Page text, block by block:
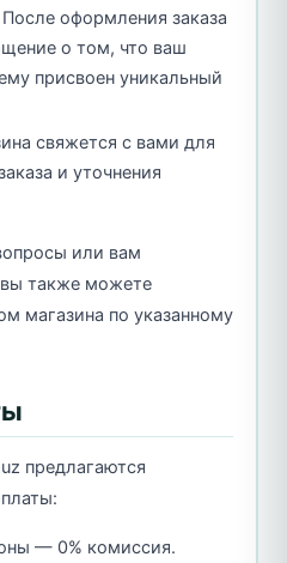
оформления заказа
о том, что ваш
присвоен уникальный
свяжется с вами для
и уточнения
или вам
также можете
магазина по указанному
предлагаются
— 0% комиссия.